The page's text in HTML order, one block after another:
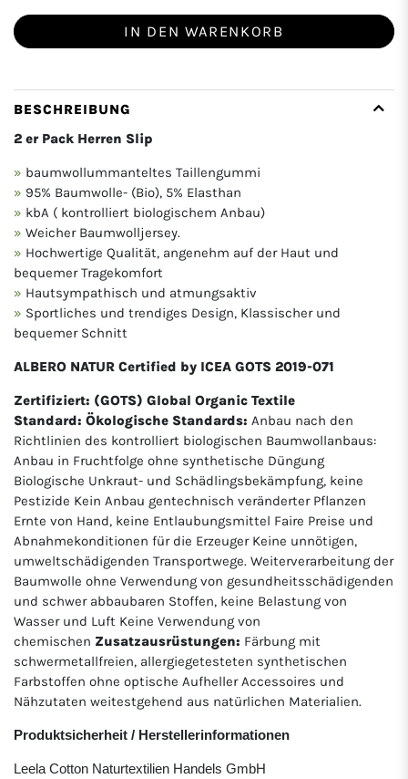
IN DEN WARENKORB
BESCHREIBUNG
2 er Pack Herren Slip
baumwollummanteltes Taillengummi
95% Baumwolle- (Bio), 5% Elasthan
kbA ( kontrolliert biologischem Anbau)
Weicher Baumwolljersey.
Hochwertige Qualität, angenehm auf der Haut und
bequemer Tragekomfort
Hautsympathisch und atmungsaktiv
Sportliches und trendiges Design, Klassischer und
bequemer Schnitt
ALBERO NATUR Certified by ICEA GOTS 2019-071
Zertifiziert: (GOTS) Global Organic Textile
Standard: Ökologische Standards: Anbau nach den
Richtlinien des kontrolliert biologischen Baumwollanbaus:
Anbau in Fruchtfolge ohne synthetische Düngung
Biologische Unkraut- und Schädlingsbekämpfung, keine
Pestizide Kein Anbau gentechnisch veränderter Pflanzen
Ernte von Hand, keine Entlaubungsmittel Faire Preise und
Abnahmekonditionen für die Erzeuger Keine unnötigen,
umweltschädigenden Transportwege. Weiterverarbeitung der
Baumwolle ohne Verwendung von gesundheitsschädigenden
und schwer abbaubaren Stoffen, keine Belastung von
Wasser und Luft Keine Verwendung von
chemischen Zusatzausrüstungen: Färbung mit
schwermetallfreien, allergiegetesteten synthetischen
Farbstoffen ohne optische Aufheller Accessoires und
Nähzutaten weitestgehend aus natürlichen Materialien.
Produktsicherheit / Herstellerinformationen
Leela Cotton Naturtextilien Handels GmbH